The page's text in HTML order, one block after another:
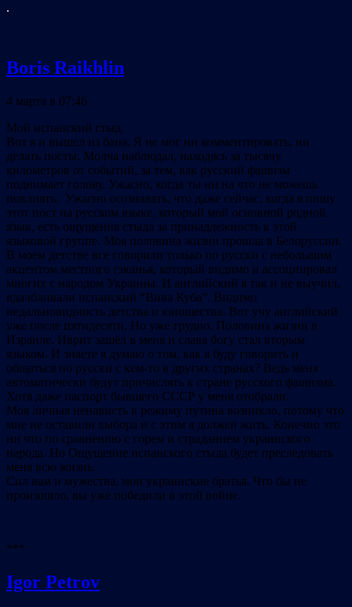
.
Boris Raikhlin
4 марта в 07:46
Мой испанский стыд.
Вот я и вышел из бана. Я не мог ни комментировать, ни
делать посты. Молча наблюдал, находясь за тысячу
километров от событий, за тем, как русский фашизм
поднимает голову. Ужасно, когда ты ни на что не можешь
повлиять. Ужасно осознавать, что даже сейчас, когда я пишу
этот пост на русском языке, который мой основной родной
язык, есть ощущения стыда за принадлежность к этой
языковой группе. Моя половина жизни прошла в Белоруссии.
В моем детстве все говорили только по русски с небольшим
акцентом местного ґэканья, который видимо и ассоциировал
многих с народом Украины. И английский я так и не выучил,
вдалбливали испанский “Вива Куба”. Видимо
недальновидность детства и юношества. Вот учу английский
уже после пятидесяти. Но уже трудно. Половина жизни в
Израиле. Иврит зашёл в меня и слава богу стал вторым
языком. И знаете я думаю о том, как я буду говорить и
общаться по русски с кем-то в других странах? Ведь меня
автоматически будут причислять к стране русского фашизма.
Хотя даже паспорт бывшего СССР у меня отобрали.
Моя личная ненависть к режиму путина возникло, потому что
мне не оставили выбора и с этим я должен жить. Конечно это
ни что по сравнению с горем и страданием украинского
народа. Но Ощущение испанского стыда будет преследовать
меня всю жизнь.
Сил вам и мужества, мои украинские братья. Что бы не
произошло, вы уже победили в этой войне.
***
Igor Petrov